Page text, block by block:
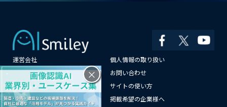
運営会社
個人情報の取り扱い
よくある質問
お問い合わせ
メールマガジン登録
サイトの使い方
情報提供はこちらから
掲載希望の企業様へ
×